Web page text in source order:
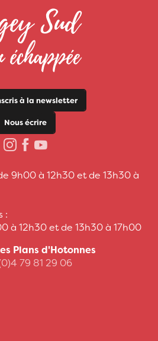
à la newsletter
Nous écrire
9h00 à 12h30 et de 13h30 à
:
à 12h30 et de 13h30 à 17h00
Plans d'Hotonnes
79 81 29 06